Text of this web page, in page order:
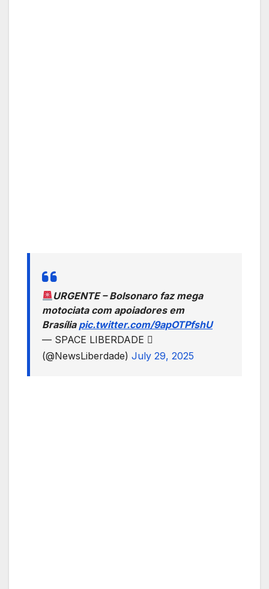
URGENTE – Bolsonaro faz mega
motociata com apoiadores em
Brasília pic.twitter.com/9apOTPfshU
— SPACE LIBERDADE 
(@NewsLiberdade) July 29, 2025